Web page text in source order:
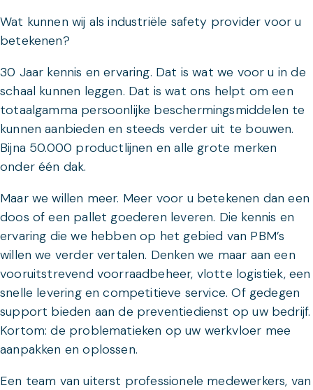
Wat kunnen wij als industriële safety provider voor u
betekenen?
30 Jaar kennis en ervaring. Dat is wat we voor u in de
schaal kunnen leggen. Dat is wat ons helpt om een
totaalgamma persoonlijke beschermingsmiddelen te
kunnen aanbieden en steeds verder uit te bouwen.
Bijna 50.000 productlijnen en alle grote merken
onder één dak.
Maar we willen meer. Meer voor u betekenen dan een
doos of een pallet goederen leveren. Die kennis en
ervaring die we hebben op het gebied van PBM’s
willen we verder vertalen. Denken we maar aan een
vooruitstrevend voorraadbeheer, vlotte logistiek, een
snelle levering en competitieve service. Of gedegen
support bieden aan de preventiedienst op uw bedrijf.
Kortom: de problematieken op uw werkvloer mee
aanpakken en oplossen.
Een team van uiterst professionele medewerkers, van